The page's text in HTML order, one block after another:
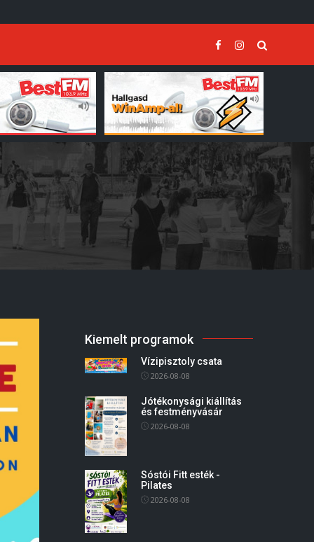
Kiemelt programok
Vízipisztoly csata
2026-08-08
Jótékonysági kiállítás
és festményvásár
2026-08-08
Sóstói Fitt esték -
Pilates
2026-08-08